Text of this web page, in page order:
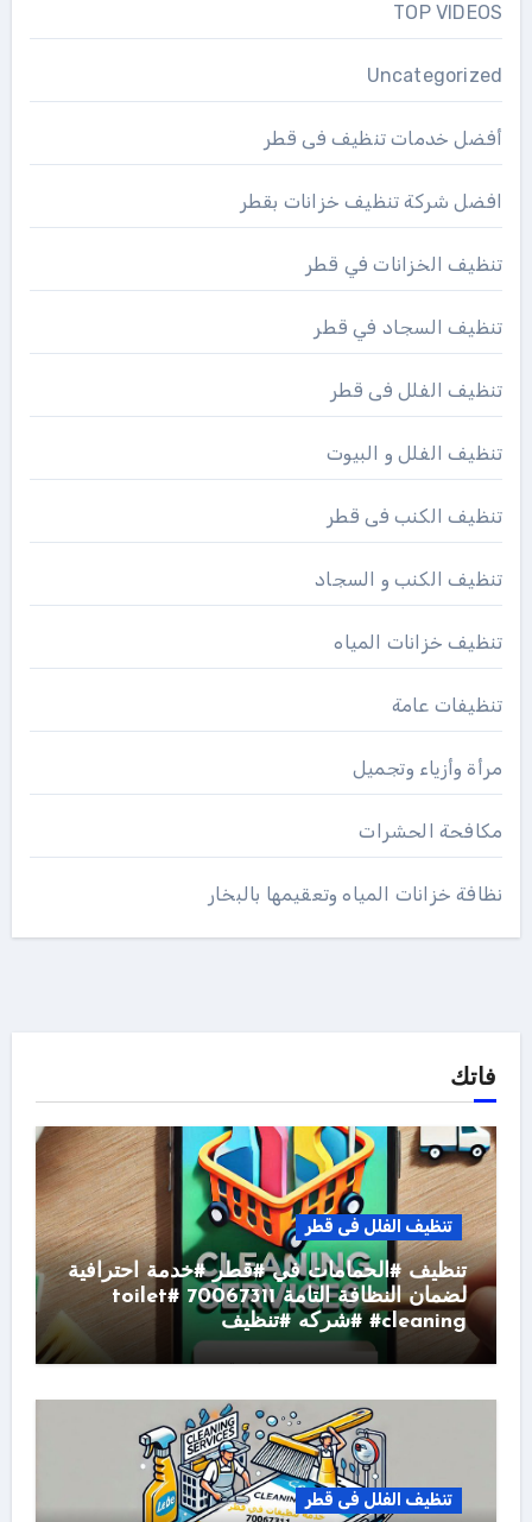
TOP VIDEOS
Uncategorized
أفضل خدمات تنظيف فى قطر
افضل شركة تنظيف خزانات بقطر
تنظيف الخزانات في قطر
تنظيف السجاد في قطر
تنظيف الفلل فى قطر
تنظيف الفلل و البيوت
تنظيف الكنب فى قطر
تنظيف الكنب و السجاد
تنظيف خزانات المياه
تنظيفات عامة
مرأة وأزياء وتجميل
مكافحة الحشرات
نظافة خزانات المياه وتعقيمها بالبخار
فاتك
تنظيف الفلل فى قطر
تنظيف #الحمامات في #قطر #خدمة احترافية
لضمان النظافة التامة 70067311 #toilet
#cleaning #شركه #تنظيف
تنظيف الفلل فى قطر